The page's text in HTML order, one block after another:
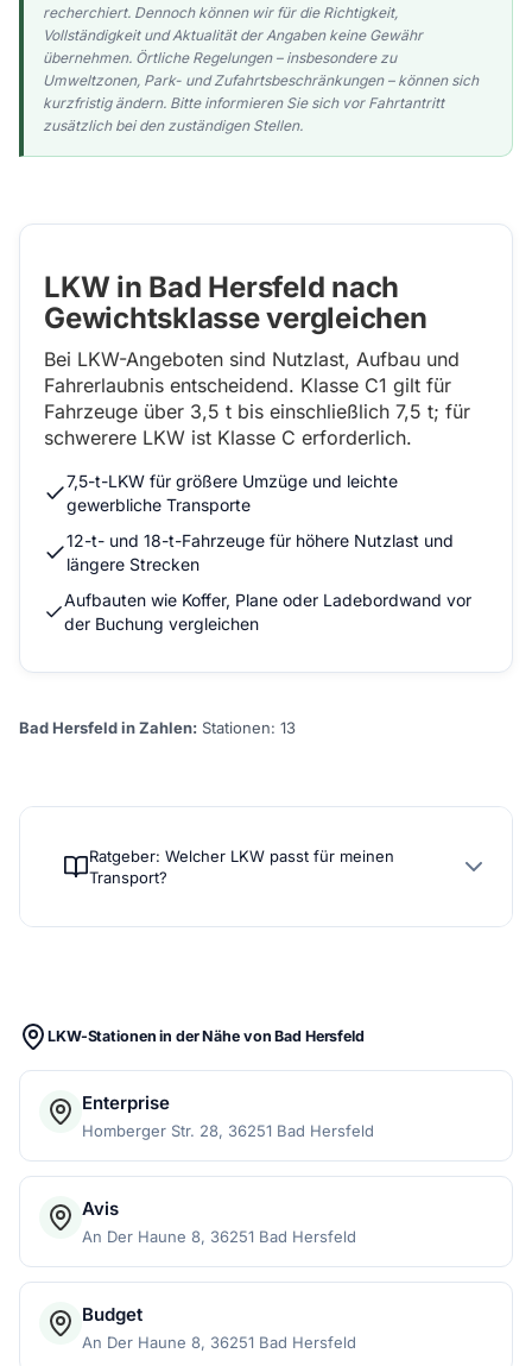
recherchiert. Dennoch können wir für die Richtigkeit,
Vollständigkeit und Aktualität der Angaben keine Gewähr
übernehmen. Örtliche Regelungen – insbesondere zu
Umweltzonen, Park- und Zufahrtsbeschränkungen – können sich
kurzfristig ändern. Bitte informieren Sie sich vor Fahrtantritt
zusätzlich bei den zuständigen Stellen.
LKW in Bad Hersfeld nach
Gewichtsklasse vergleichen
Bei LKW-Angeboten sind Nutzlast, Aufbau und
Fahrerlaubnis entscheidend. Klasse C1 gilt für
Fahrzeuge über 3,5 t bis einschließlich 7,5 t; für
schwerere LKW ist Klasse C erforderlich.
7,5-t-LKW für größere Umzüge und leichte
gewerbliche Transporte
12-t- und 18-t-Fahrzeuge für höhere Nutzlast und
längere Strecken
Aufbauten wie Koffer, Plane oder Ladebordwand vor
der Buchung vergleichen
Bad Hersfeld in Zahlen: Stationen: 13
Ratgeber: Welcher LKW passt für meinen
Transport?
LKW-Stationen in der Nähe von Bad Hersfeld
Enterprise
Homberger Str. 28, 36251 Bad Hersfeld
Avis
An Der Haune 8, 36251 Bad Hersfeld
Budget
An Der Haune 8, 36251 Bad Hersfeld